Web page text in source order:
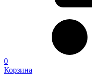
0
Корзина